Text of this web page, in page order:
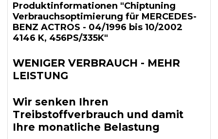
Produktinformationen "Chiptuning
Verbrauchsoptimierung für MERCEDES-
BENZ ACTROS - 04/1996 bis 10/2002
4146 K, 456PS/335K"
WENIGER VERBRAUCH - MEHR
LEISTUNG
Wir senken Ihren
Treibstoffverbrauch und damit
Ihre monatliche Belastung